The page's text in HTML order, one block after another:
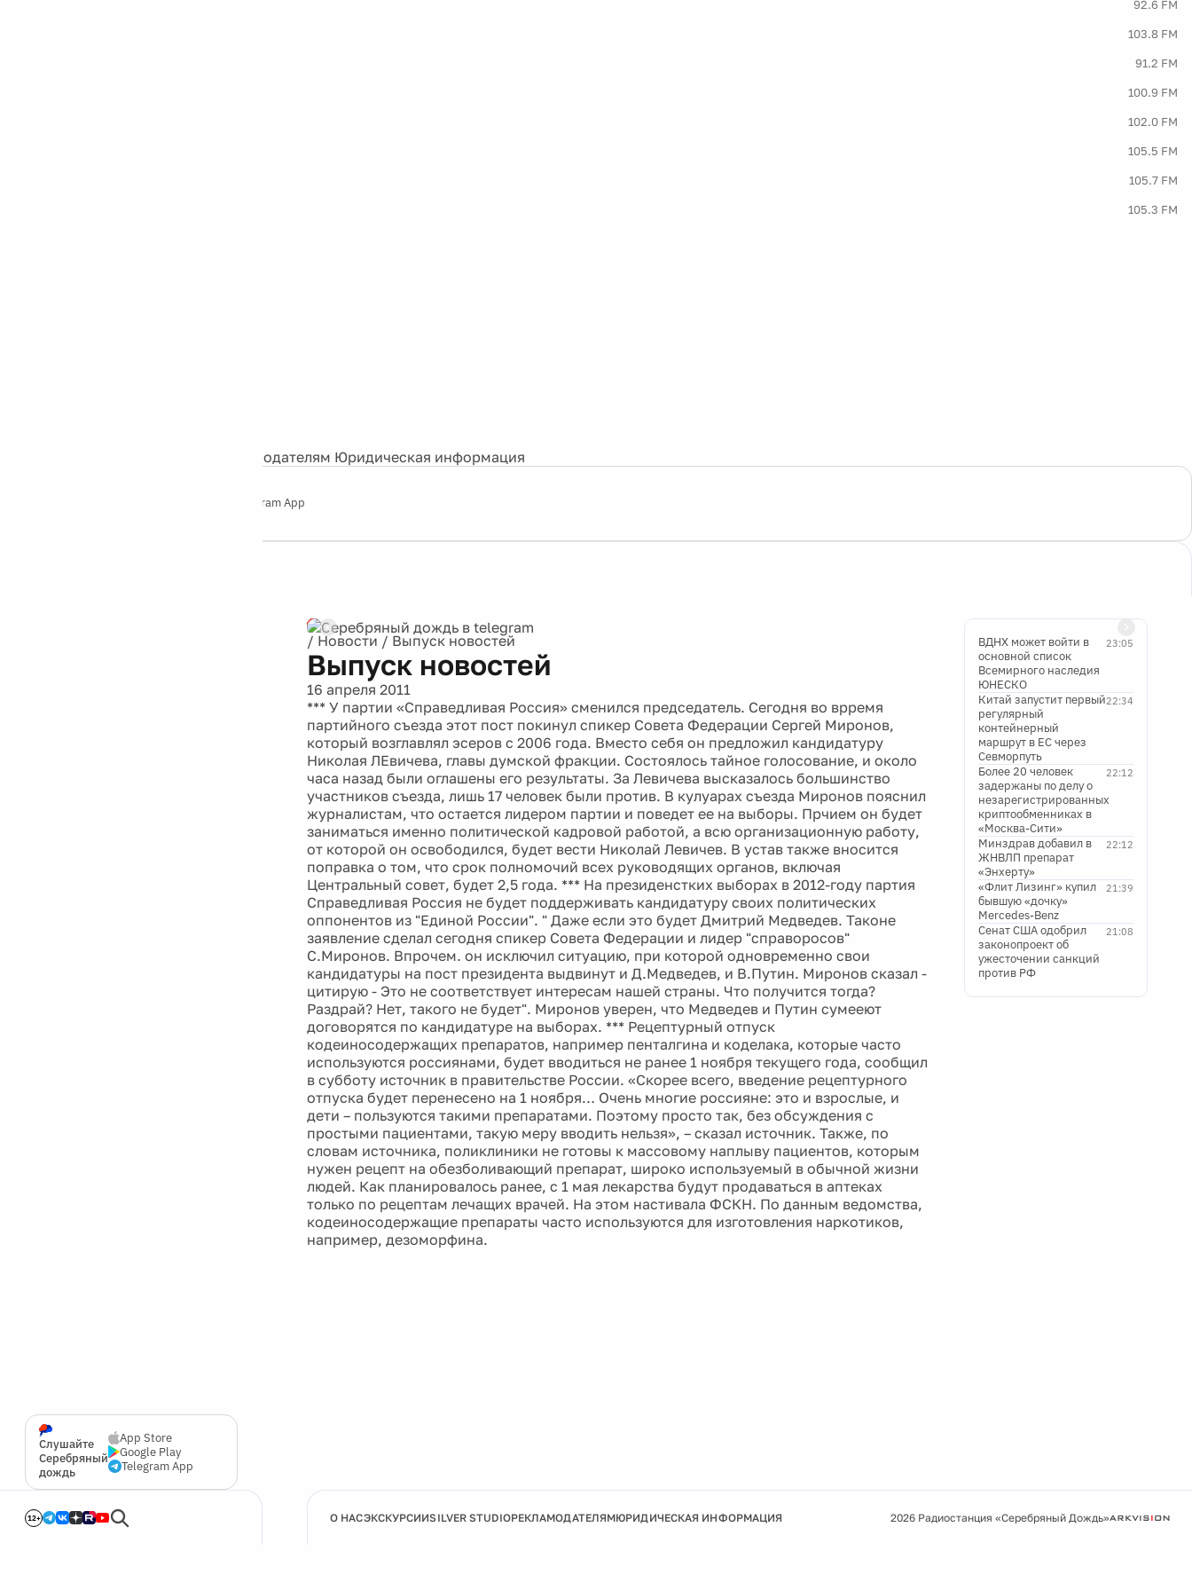
92.6 FM
103.8 FM
91.2 FM
100.9 FM
102.0 FM
105.5 FM
105.7 FM
105.3 FM
Рекламодателям Юридическая информация
Telegram App
Слушайте
Серебряный
дождь
App Store
Google Play
Telegram App
12+
/ Новости / Выпуск новостей
Выпуск новостей
16 апреля 2011
*** У партии «Справедливая Россия» сменился председатель. Сегодня во врремя
партийного съезда этот пост покинул спикер Совета Федерации Сергей Миронов,
который возглавлял эсеров с 2006 года. Вместо себя он предложил кандидатуру
Николая ЛЕвичева, главы думской фракции. Состоялось тайное голосование, и около
часа назад были оглашены его результаты. За Левичева высказалось большинство
участников съезда, лишь 17 человек были против. В кулуарах съезда Миронов пояснил
журналистам, что остается лидером партии и поведет ее на выборы. Прчием он будет
заниматься именно политической кадровой работой, а всю организационную работу,
от которой он освободился, будет вести Николай Левичев. В устав также вносится
поправка о том, что срок полномочий всех руководящих органов, включая
Центральный совет, будет 2,5 года. *** На президенстких выборах в 2012-году партия
Справедливая Россия не будет поддерживать кандидатуру своих политических
оппонентов из "Единой России". " Даже если это будет Дмитрий Медведев. Таконе
заявление сделал сегодня спикер Совета Федерации и лидер "справоросов"
С.Миронов. Впрочем. он исключил ситуацию, при которой одновременно свои
кандидатуры на пост президента выдвинут и Д.Медведев, и В.Путин. Миронов сказал -
цитирую - Это не соответствует интересам нашей страны. Что получится тогда?
Раздрай? Нет, такого не будет". Миронов уверен, что Медведев и Путин сумееют
договорятся по кандидатуре на выборах. *** Рецептурный отпуск
кодеиносодержащих препаратов, например пенталгина и коделака, которые часто
используются россиянами, будет вводиться не ранее 1 ноября текущего года, сообщил
в субботу источник в правительстве России. «Скорее всего, введение рецептурного
отпуска будет перенесено на 1 ноября… Очень многие россияне: это и взрослые, и
дети – пользуются такими препаратами. Поэтому просто так, без обсуждения с
простыми пациентами, такую меру вводить нельзя», – сказал источник. Также, по
словам источника, поликлиники не готовы к массовому наплыву пациентов, которым
нужен рецепт на обезболивающий препарат, широко используемый в обычной жизни
людей. Как планировалось ранее, с 1 мая лекарства будут продаваться в аптеках
только по рецептам лечащих врачей. На этом настивала ФСКН. По данным ведомства,
кодеиносодержащие препараты часто используются для изготовления наркотиков,
например, дезоморфина.
23:05
ВДНХ может войти в
основной список
Всемирного наследия
ЮНЕСКО
22:34
Китай запустит первый
регулярный
контейнерный
маршрут в ЕС через
Севморпуть
22:12
Более 20 человек
задержаны по делу о
незарегистрированных
криптообменниках в
«Москва-Сити»
22:12
Минздрав добавил в
ЖНВЛП препарат
«Энхерту»
21:39
«Флит Лизинг» купил
бывшую «дочку»
Mercedes-Benz
21:08
Сенат США одобрил
законопроект об
ужесточении санкций
против РФ
О НАСЭКСКУРСИИSILVER STUDIOРЕКЛАМОДАТЕЛЯМЮРИДИЧЕСКАЯ ИНФОРМАЦИЯ 2026 Радиостанция «Серебряный Дождь»